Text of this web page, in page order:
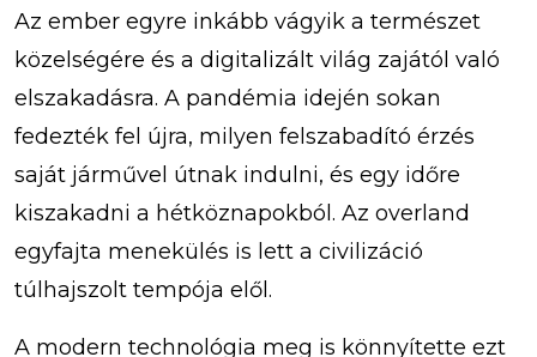
Az ember egyre inkább vágyik a természet
közelségére és a digitalizált világ zajától való
elszakadásra. A pandémia idején sokan
fedezték fel újra, milyen felszabadító érzés
saját járművel útnak indulni, és egy időre
kiszakadni a hétköznapokból. Az overland
egyfajta menekülés is lett a civilizáció
túlhajszolt tempója elől.
A modern technológia meg is könnyítette ezt